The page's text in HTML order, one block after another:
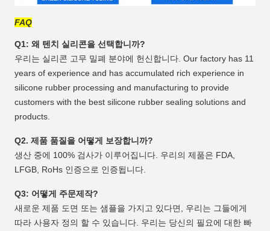
FAQ
Q1: 왜 텐치 실리콘을 선택합니까?
우리는 실리콘 고무 밀폐 분야에 헌신합니다. Our factory has 11
years of experience and has accumulated rich experience in
silicone rubber processing and manufacturing to provide
customers with the best silicone rubber sealing solutions and
products.
Q2. 제품 품질을 어떻게 보장합니까?
생산 중에 100% 검사가 이루어집니다. 우리의 제품은 FDA,
LFGB, RoHs 인증으로 인증됩니다.
Q3: 어떻게 주문제작?
새로운 제품 도면 또는 샘플을 가지고 있다면, 우리는 그들에게
따라 사용자 정의 할 수 있습니다. 우리는 당신의 필요에 대한 빠